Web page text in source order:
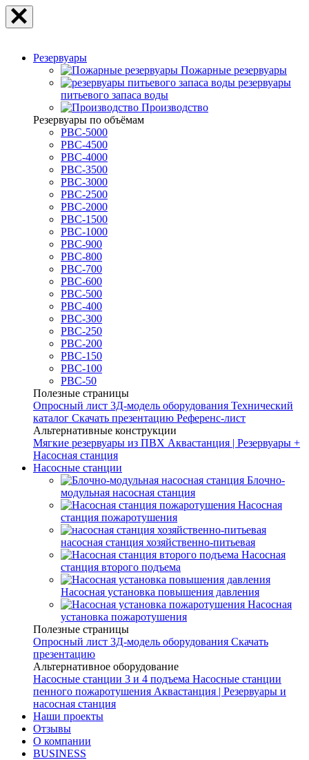
Резервуары
Пожарные резервуары
резервуары
питьевого запаса воды
Производство
Резервуары по объёмам
РВС-5000
РВС-4500
РВС-4000
РВС-3500
РВС-3000
РВС-2500
РВС-2000
РВС-1500
РВС-1000
РВС-900
РВС-800
РВС-700
РВС-600
РВС-500
РВС-400
РВС-300
РВС-250
РВС-200
РВС-150
РВС-100
РВС-50
Полезные страницы
Опросный лист 3Д-модель оборудования Технический
каталог Скачать презентацию Референс-лист
Альтернативные конструкции
Мягкие резервуары из ПВХ Аквастанция | Резервуары +
Насосная станция
Насосные станции
Блочно-
модульная насосная станция
Насосная
станция пожаротушения
насосная станция хозяйственно-питьевая
Насосная
станция второго подъема
Насосная установка повышения давления
Насосная
установка пожаротушения
Полезные страницы
Опросный лист 3Д-модель оборудования Скачать
презентацию
Альтернативное оборудование
Насосные станции 3 и 4 подъема Насосные станции
пенного пожаротушения Аквастанция | Резервуары и
насосная станция
Наши проекты
Отзывы
О компании
BUSINESS